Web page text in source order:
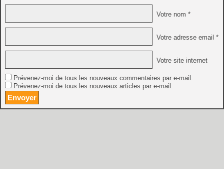
Votre nom *
Votre adresse email *
Votre site internet
Prévenez-moi de tous les nouveaux commentaires par e-mail.
Prévenez-moi de tous les nouveaux articles par e-mail.